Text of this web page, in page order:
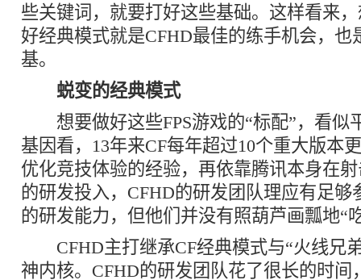
些关键词，就要打好这些基础。这样看来
好经典模式就是CFHD最佳的练手机会，也
基。
蜕变的经典模式
想要做好这些FPS游戏的“标配”，看似
基因看，13年来CF每年超过10个重大版本
优化竞技体验的经验，再依靠腾讯本身在
的研发投入，CFHD的研发团队理应有足够
的研发能力，但他们并没有照葫芦画瓢地“
CFHD主打继承CF经典模式与“火线兄
神内核。CFHD的研发团队花了很长的时间